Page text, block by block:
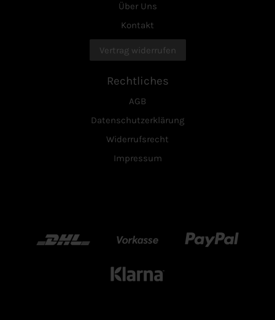
Über Uns
Kontakt
Vertrag widerrufen
Rechtliches
AGB
Datenschutzerklärung
Widerrufsrecht
Impressum
DHL Vorkasse Paypal
Klarn